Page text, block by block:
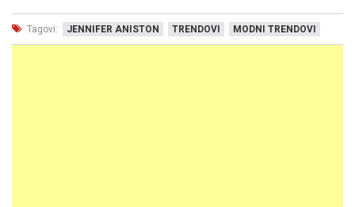
Tagovi: JENNIFER ANISTON TRENDOVI MODNI TRENDOVI